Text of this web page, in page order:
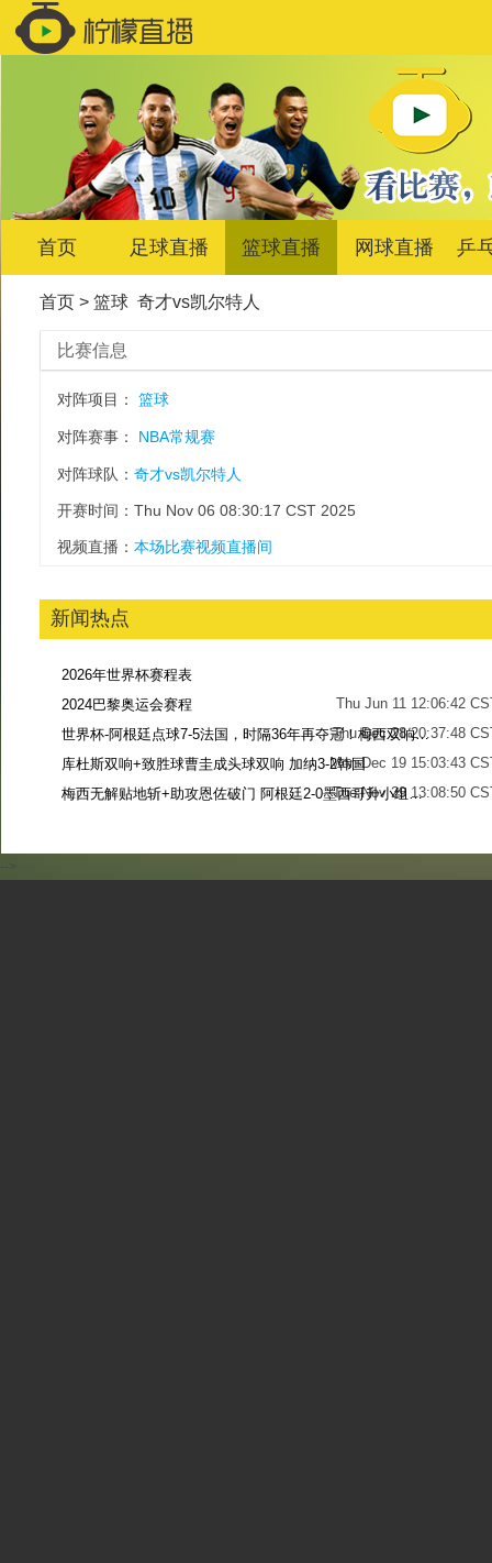
首页 足球直播 篮球直播 网球直播 乒
首页> 篮球 奇才vs凯尔特人
比赛信息
对阵项目： 篮球
对阵赛事： NBA常规赛
对阵球队： 奇才vs凯尔特人
开赛时间：Thu Nov 06 08:30:17 CST 2025
视频直播： 本场比赛视频直播间
新闻热点
2026年世界杯赛程表
Thu Jun 11 12:06:42
2024巴黎奥运会赛程
Thu Dec 28 20:37:48
世界杯-阿根廷点球7-5法国，时隔36年再夺冠！梅西双响姆巴佩戴帽
Mon Dec 19 15:03:43
库杜斯双响+致胜球曹圭成头球双响 加纳3-2韩国
Tue Nov 29 13:08:50
梅西无解贴地斩+助攻恩佐破门 阿根廷2-0墨西哥升小组第二